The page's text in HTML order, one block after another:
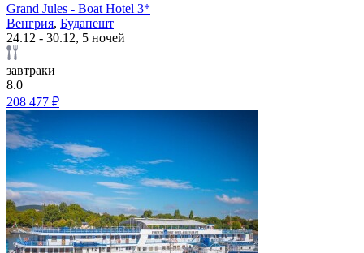
Grand Jules - Boat Hotel 3*
Венгрия, Будапешт
24.12 - 30.12, 5 ночей
завтраки
8.0
208 477 ₽